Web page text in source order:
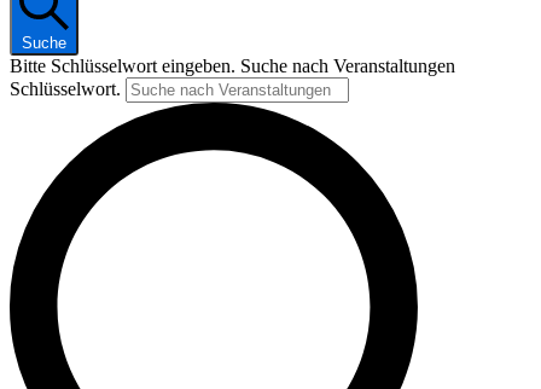
Suche
Bitte Schlüsselwort eingeben. Suche nach Veranstaltungen
Schlüsselwort.